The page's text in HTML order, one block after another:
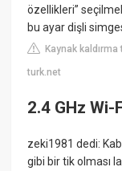
özellikleri”
bu ayar dişli
Kaynak kaldırma
turk.net
2.4 GHz Wi-
zeki1981 dedi:
gibi bir tik olması